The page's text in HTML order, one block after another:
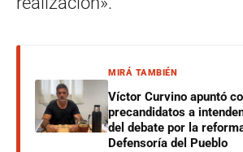
MIRÁ TAMBIÉN
Víctor Curvino apuntó
precandidatos a
del debate por la
Defensoría del Pueblo